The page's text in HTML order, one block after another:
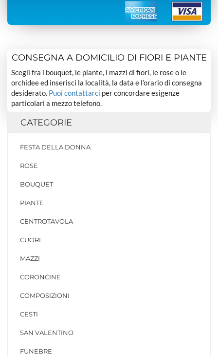
CONSEGNA A DOMICILIO DI FIORI E PIANTE
Scegli fra i bouquet, le piante, i mazzi di fiori, le rose o le
orchidee ed inserisci la località, la data e l’orario di consegna
desiderato. Puoi contattarci per concordare esigenze
particolari a mezzo telefono.
CATEGORIE
FESTA DELLA DONNA
ROSE
BOUQUET
PIANTE
CENTROTAVOLA
CUORI
MAZZI
CORONCINE
COMPOSIZIONI
CESTI
SAN VALENTINO
FUNEBRE